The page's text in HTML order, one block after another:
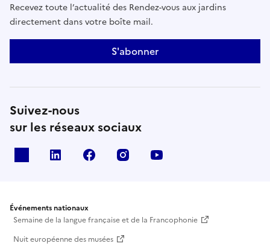
Recevez toute l’actualité des Rendez-vous aux jardins
directement dans votre boîte mail.
S'abonner
Suivez-nous
sur les réseaux sociaux
Linkedin Facebook Instagram
Événements nationaux
Semaine de la langue française et de la Francophonie
Nuit européenne des musées